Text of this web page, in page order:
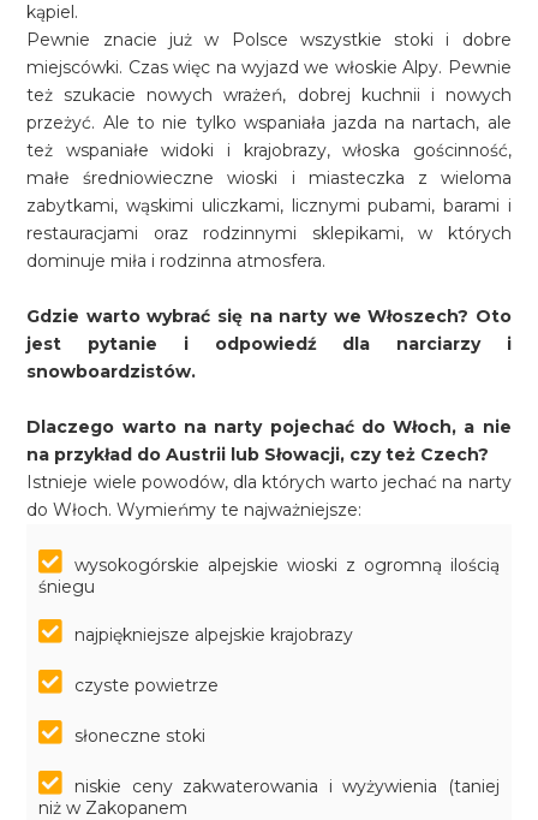
kąpiel.
Pewnie znacie już w Polsce wszystkie stoki i dobre
miejscówki. Czas więc na wyjazd we włoskie Alpy. Pewnie
też szukacie nowych wrażeń, dobrej kuchnii i nowych
przeżyć. Ale to nie tylko wspaniała jazda na nartach, ale
też wspaniałe widoki i krajobrazy, włoska gościnność,
małe średniowieczne wioski i miasteczka z wieloma
zabytkami, wąskimi uliczkami, licznymi pubami, barami i
restauracjami oraz rodzinnymi sklepikami, w których
dominuje miła i rodzinna atmosfera.
Gdzie warto wybrać się na narty we Włoszech? Oto
jest pytanie i odpowiedź dla narciarzy i
snowboardzistów.
Dlaczego warto na narty pojechać do Włoch, a nie
na przykład do Austrii lub Słowacji, czy też Czech?
Istnieje wiele powodów, dla których warto jechać na narty
do Włoch. Wymieńmy te najważniejsze:
wysokogórskie alpejskie wioski z ogromną ilością
śniegu
najpiękniejsze alpejskie krajobrazy
czyste powietrze
słoneczne stoki
niskie ceny zakwaterowania i wyżywienia (taniej
niż w Zakopanem